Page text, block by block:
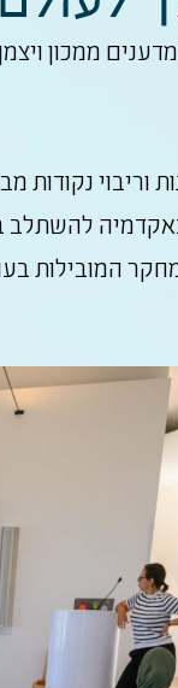
ממכון
נקודות
להשתלב
המובילות